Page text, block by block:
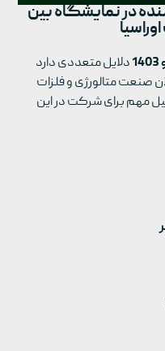
در نمایشگاه بین
دلایل متعددی دارد
صنعت متالورژی و فلزات
مهم برای شرکت در این